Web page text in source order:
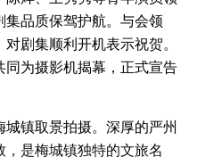
品质保驾护航。与会领
剧集顺利开机表示祝贺。
同为摄影机揭幕，正式宣告
镇取景拍摄。深厚的严州
是梅城镇独特的文旅名